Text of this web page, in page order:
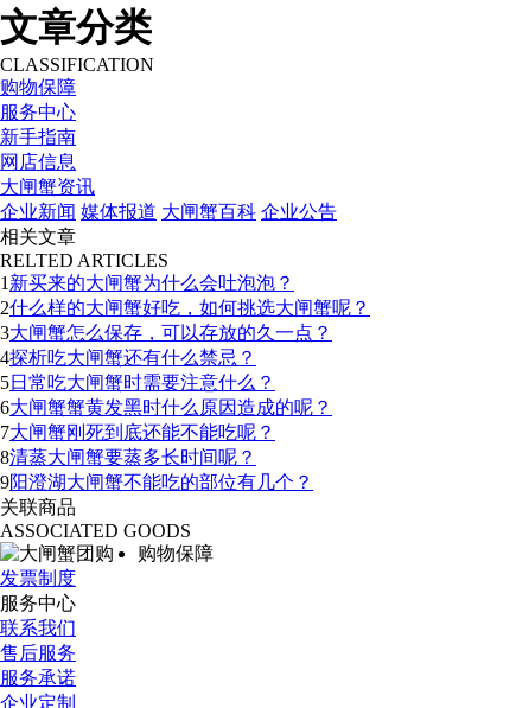
文章分类
CLASSIFICATION
购物保障
服务中心
新手指南
网店信息
大闸蟹资讯
企业新闻 媒体报道 大闸蟹百科 企业公告
相关文章
RELTED ARTICLES
1 新买来的大闸蟹为什么会吐泡泡？
2什么样的大闸蟹好吃，如何挑选大闸蟹呢？
3大闸蟹怎么保存，可以存放的久一点？
4探析吃大闸蟹还有什么禁忌？
5日常吃大闸蟹时需要注意什么？
6大闸蟹蟹黄发黑时什么原因造成的呢？
7大闸蟹刚死到底还能不能吃呢？
8清蒸大闸蟹要蒸多长时间呢？
9阳澄湖大闸蟹不能吃的部位有几个？
关联商品
ASSOCIATED GOODS
购物保障
发票制度
服务中心
联系我们
售后服务
服务承诺
企业定制